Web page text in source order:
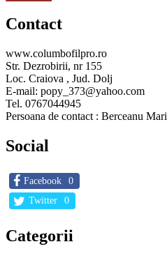
Contact
www.columbofilpro.ro
Str. Dezrobirii, nr 155
Loc. Craiova , Jud. Dolj
E-mail: popy_373@yahoo.com
Tel. 0767044945
Persoana de contact : Berceanu
Social
Facebook
0
Twitter
0
Categorii